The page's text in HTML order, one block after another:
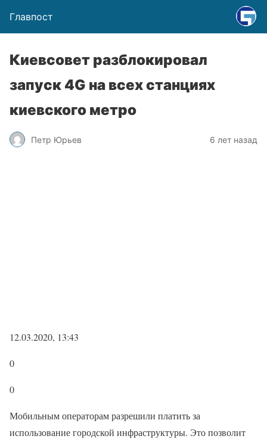
Главпост
Киевсовет разблокировал
запуск 4G на всех станциях
киевского метро
Петр Юрьев 6 лет назад
12.03.2020, 13:43
0
0
Мобильным операторам разрешили платить за
использование городской инфраструктуры. Это позволит